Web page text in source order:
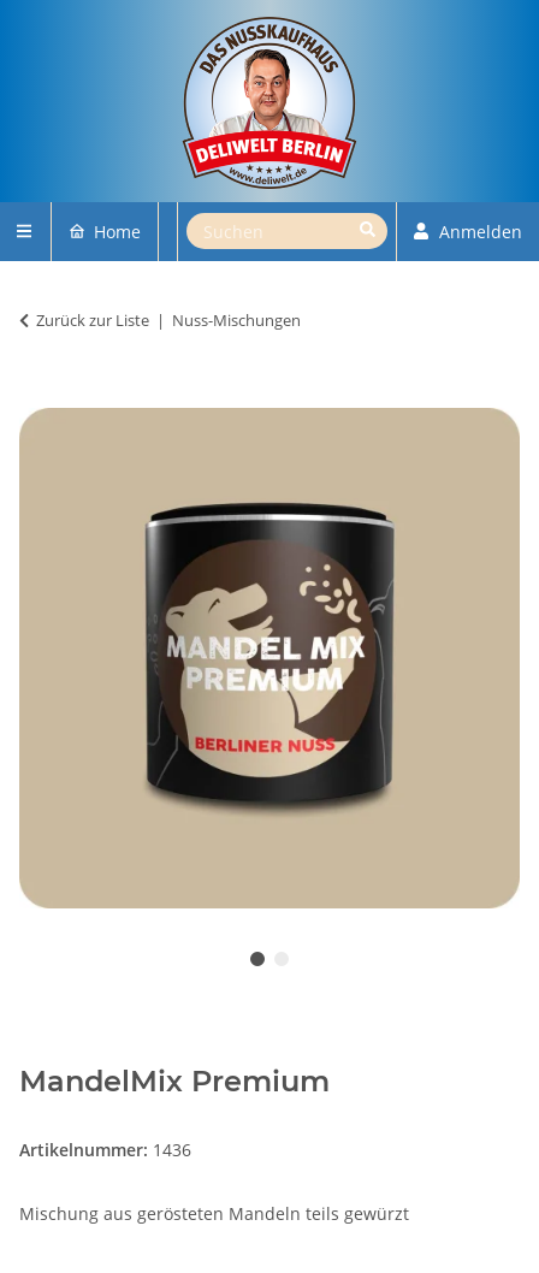
Home Anmelden
Zurück zur Liste Nuss-Mischungen
MandelMix Premium
Artikelnummer: 1436
Mischung aus gerösteten Mandeln teils gewürzt